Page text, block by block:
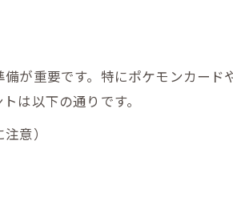
壊れたおもちゃとの違いに注目
おもちゃの価値を見極めるポイント
レトロおもちゃ人気アイテム一覧
が重要です。特にポケモンカー
は以下の通りです。
意）